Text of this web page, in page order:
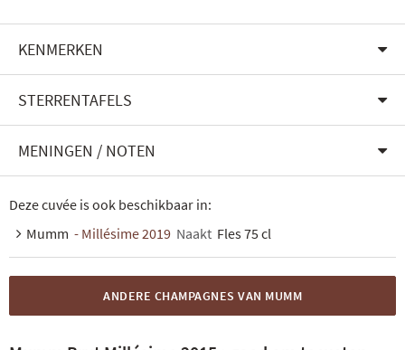
KENMERKEN
STERRENTAFELS
MENINGEN / NOTEN
Deze cuvée is ook beschikbaar in:
Mumm - Millésime 2019 Naakt Fles 75 cl
ANDERE CHAMPAGNES VAN MUMM